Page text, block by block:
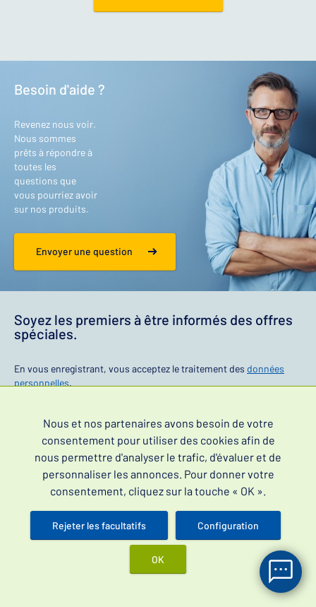
Besoin d'aide ?
Revenez nous voir.
Nous sommes
prêts à répondre à
toutes les
questions que
vous pourriez avoir
sur nos produits.
Envoyer une question
Soyez les premiers à être informés des offres
spéciales.
En vous enregistrant, vous acceptez le traitement des données
personnelles.
Se connecter
Informations
Nous et nos partenaires avons besoin de votre
consentement pour utiliser des cookies afin de
nous permettre d'analyser le trafic, d'évaluer et de
personnaliser les annonces. Pour donner votre
consentement, cliquez sur la touche « OK ».
Rejeter les facultatifs Configuration
OK